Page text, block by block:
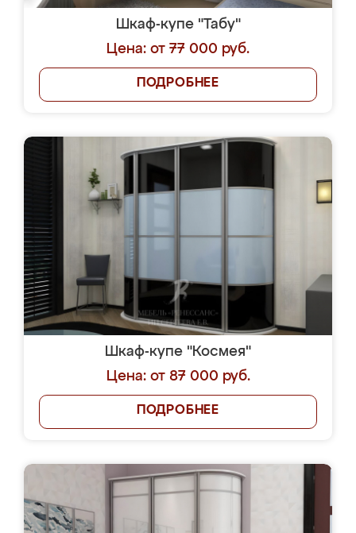
Шкаф-купе "Табу"
Цена: от 77 000 руб.
ПОДРОБНЕЕ
Шкаф-купе "Космея"
Цена: от 87 000 руб.
ПОДРОБНЕЕ